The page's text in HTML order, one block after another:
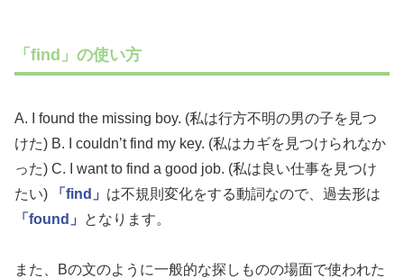
「find」の使い方
A. I found the missing boy. (私は行方不明の男の子を見つ
けた) B. I couldn’t find my key. (私はカギを見つけられなか
った) C. I want to find a good job. (私は良い仕事を見つけ
たい)
「find」 は不規則変化をする動詞なので、過去形は
「found」
となります。
また、Bの文のように一般的な探しものの場面で使われた